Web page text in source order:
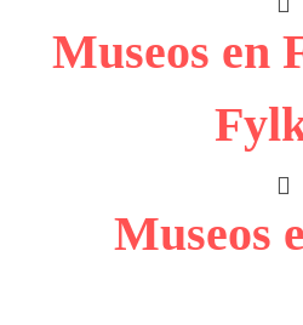
Museos en
Museos